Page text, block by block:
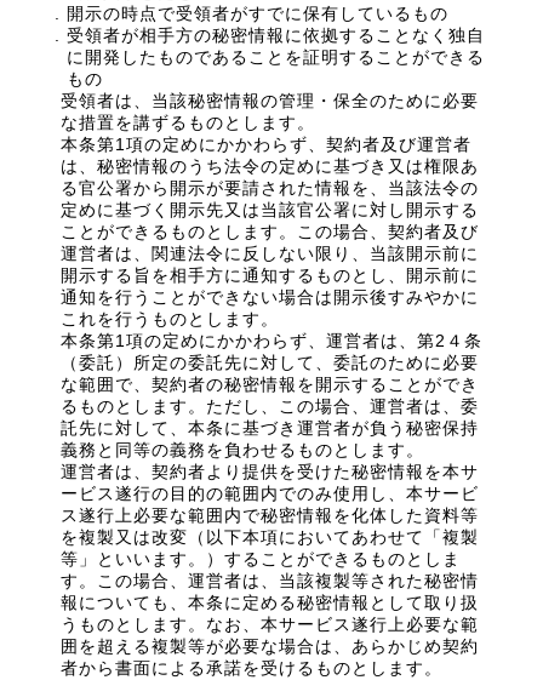
開示の時点で受領者がすでに保有しているもの
受領者が相手方の秘密情報に依拠することなく独自
に開発したものであることを証明することができる
もの
受領者は、当該秘密情報の管理・保全のために必要
な措置を講ずるものとします。
本条第1項の定めにかかわらず、契約者及び運営者
は、秘密情報のうち法令の定めに基づき又は権限あ
る官公署から開示が要請された情報を、当該法令の
定めに基づく開示先又は当該官公署に対し開示する
ことができるものとします。この場合、契約者及び
運営者は、関連法令に反しない限り、当該開示前に
開示する旨を相手方に通知するものとし、開示前に
通知を行うことができない場合は開示後すみやかに
これを行うものとします。
本条第1項の定めにかかわらず、運営者は、第2４条
（委託）所定の委託先に対して、委託のために必要
な範囲で、契約者の秘密情報を開示することができ
るものとします。ただし、この場合、運営者は、委
託先に対して、本条に基づき運営者が負う秘密保持
義務と同等の義務を負わせるものとします。
運営者は、契約者より提供を受けた秘密情報を本サ
ービス遂行の目的の範囲内でのみ使用し、本サービ
ス遂行上必要な範囲内で秘密情報を化体した資料等
を複製又は改変（以下本項においてあわせて「複製
等」といいます。）することができるものとしま
す。この場合、運営者は、当該複製等された秘密情
報についても、本条に定める秘密情報として取り扱
うものとします。なお、本サービス遂行上必要な範
囲を超える複製等が必要な場合は、あらかじめ契約
者から書面による承諾を受けるものとします。